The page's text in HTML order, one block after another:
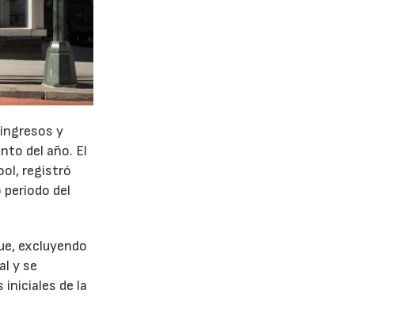
y
del año. El
registró
del
excluyendo
y se
de la